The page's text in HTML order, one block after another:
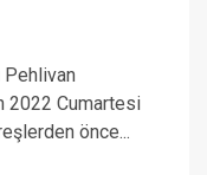
Pehlivan
2022 Cumartesi
önce...